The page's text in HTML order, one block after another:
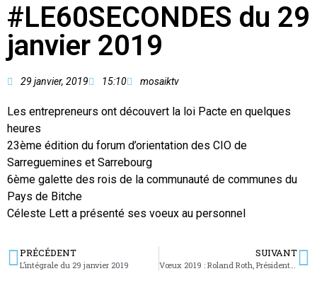
#LE60SECONDES du 29
janvier 2019
29 janvier, 2019 15:10 mosaiktv
Les entrepreneurs ont découvert la loi Pacte en quelques
heures
23ème édition du forum d’orientation des CIO de
Sarreguemines et Sarrebourg
6ème galette des rois de la communauté de communes du
Pays de Bitche
Céleste Lett a présenté ses voeux au personnel
PRÉCÉDENT
L’intégrale du 29 janvier 2019
SUIVANT
Vœux 2019 : Roland Roth, Président de la CASC : paix et santé